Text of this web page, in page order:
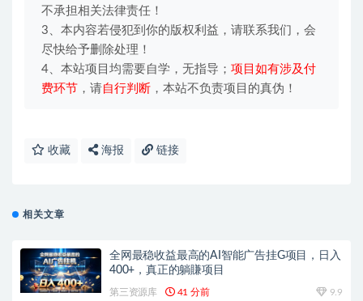
不承担相关法律责任！
3、本内容若侵犯到你的版权利益，请联系我们，会
尽快给予删除处理！
4、本站项目均需要自学，无指导； 项目如有涉及付
费环节 ，请自行判断 ，本站不负责项目的真伪！
收藏 海报 链接
相关文章
全网最稳收益最高的AI智能广告挂G项目，日入
400+，真正的躺賺项目
第三资源库 41 分前 9.9